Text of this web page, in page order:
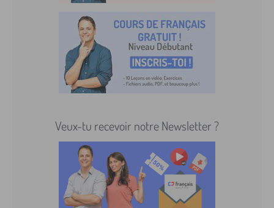
Veux-tu recevoir notre Newsletter ?